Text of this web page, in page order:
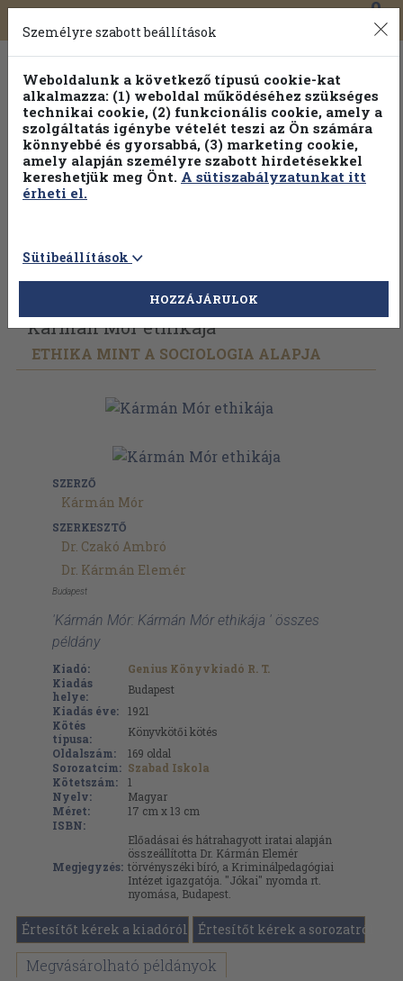
Toggle
navigation
0
Vissza az előző oldalra Válasszon példányt
Kármán Mór ethikája
ETHIKA MINT A SOCIOLOGIA ALAPJA
SZERZŐ
Kármán Mór
SZERKESZTŐ
Dr. Czakó Ambró
Dr. Kármán Elemér
Budapest
'Kármán Mór: Kármán Mór ethikája ' összes
példány
Kiadó:
Genius Könyvkiadó R. T.
Kiadás
helye:
Budapest
Kiadás éve:
1921
Kötés
típusa:
Könyvkötői kötés
Oldalszám:
169 oldal
Sorozatcím: Szabad Iskola
Kötetszám:
1
Nyelv:
Magyar
Méret:
17 cm x 13 cm
ISBN:
Megjegyzés:
Előadásai és hátrahagyott iratai alapján
összeállította Dr. Kármán Elemér
törvényszéki bíró, a Kriminálpedagógiai
Intézet igazgatója. "Jókai" nyomda rt.
nyomása, Budapest.
Értesítőt kérek a kiadóról Értesítőt kérek a sorozatról
Megvásárolható példányok
Személyre szabott beállítások
Weboldalunk a következő típusú cookie-kat
alkalmazza: (1) weboldal működéséhez szükséges
technikai cookie, (2) funkcionális cookie, amely a
szolgáltatás igénybe vételét teszi az Ön számára
könnyebbé és gyorsabbá, (3) marketing cookie,
amely alapján személyre szabott hirdetésekkel
kereshetjük meg Önt. A sütiszabályzatunkat itt
érheti el.
Sütibeállítások
HOZZÁJÁRULOK